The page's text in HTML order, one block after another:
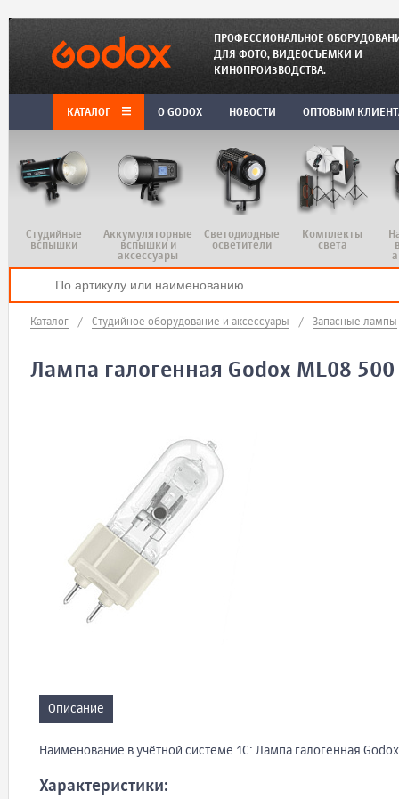
ПРОФЕССИОНАЛЬНОЕ
ДЛЯ ФОТО, ВИДЕОСЪЕМКИ И
КИНОПРОИЗВОДСТВА.
КАТАЛОГ O GODOX НОВОСТИ ОПТОВЫМ
Студийные
вспышки
Аккумуляторные
вспышки и
аксессуары
Светодиодные
осветители
Комплекты
света
Каталог / Студийное оборудование и аксессуары / Запасные лампы
Лампа галогенная Godox ML08 500
Описание
Наименование в учётной системе 1С: Лампа галогенная
Характеристики: